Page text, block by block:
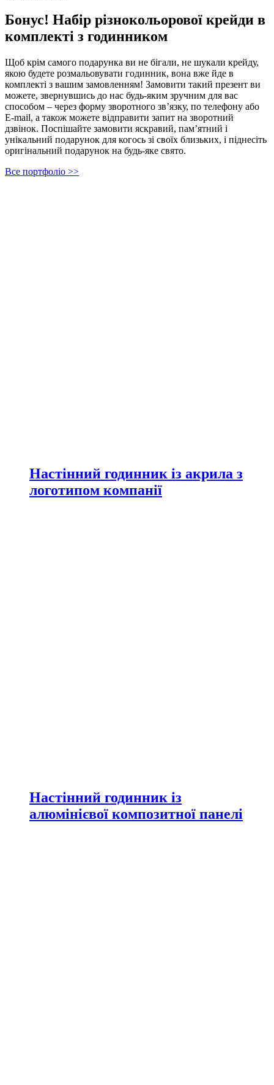
Бонус! Набір різнокольорової крейди в
комплекті з годинником
Щоб крім самого подарунка ви не бігали, не шукали крейду,
якою будете розмальовувати годинник, вона вже йде в
комплекті з вашим замовленням! Замовити такий презент ви
можете, звернувшись до нас будь-яким зручним для вас
способом – через форму зворотного зв’язку, по телефону або
E-mail, а також можете відправити запит на зворотний
дзвінок. Поспішайте замовити яскравий, пам’ятний і
унікальний подарунок для когось зі своїх близьких, і піднесіть
оригінальний подарунок на будь-яке свято.
Все портфоліо >>
Настінний годинник із акрила з
логотипом компанії
Настінний годинник із
алюмінієвої композитної панелі